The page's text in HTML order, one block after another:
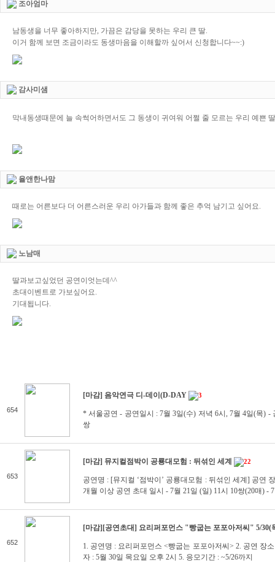
조아엄마
남동생을 너무 좋아하지만, 가끔은 감당을 못하는 우리 큰 딸.
이거 함께 보면 조금이라도 동생마음을 이해할까 싶어서 신청합니다~~:)
감사미샘
막내동생때문에 늘 속썩어하면서도 그 동생이 귀여워 어쩔 줄 모르는 우리 예쁜
율앤한나맘
때로는 어른보다 더 어른스러운 우리 아가들과 함께 좋은 추억 남기고 싶어요.
노남매
딸과보고싶었던 공연이엇는데^^
초대이벤트로 가보싶어요.
기대됩니다.
654
[마감] 음악연극 디-데이(D-DAY 3
* 서울공연 - 공연일시 : 7월 3일(수) 저녁 6시, 7월 4일(목)
쌍
653
[마감] 뮤지컬점박이 공룡대모험 : 뒤섞인 세계 22
공연명 : [뮤지컬 ‘점박이’ 공룡대모험 : 뒤섞인 세계] 공연
개월 이상 공연 초대 일시 - 7월 21일 (일) 11시 10쌍(20매) -
652
[마감][공연초대] 요리퍼포먼스 "빵굽는 포포아저씨" 5/30(
1. 공연명 : 요리퍼포먼스 <빵굽는 포포아저씨> 2. 공연 장
자 : 5월 30일 목요일 오후 2시 5. 응모기간 : ~5/26까지